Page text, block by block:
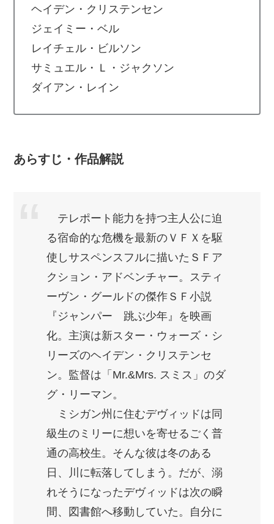
ヘイデン・クリステンセン
ジェイミー・ベル
レイチェル・ビルソン
サミュエル・Ｌ・ジャクソン
ダイアン・レイン
あらすじ・作品解説
テレポート能力を持つ主人公に迫
る宿命的な危機を最新のＶＦＸを駆
使しサスペンスフルに描いたＳＦア
クション・アドベンチャー。スティ
ーヴン・グールドの傑作ＳＦ小説
『ジャンパー 跳ぶ少年』を映画
化。主演は新スター・ウォーズ・シ
リーズのヘイデン・クリステンセ
ン。監督は「Mr.&Mrs. スミス」のダ
グ・リーマン。
ミシガン州に住むデヴィッドは同
級生のミリーに想いを寄せるごく普
通の高校生。そんな彼は冬のある
日、川に転落してしまう。だが、溺
れそうになったデヴィッドは次の瞬
間、図書館へ移動していた。自分に